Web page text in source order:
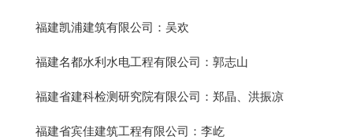
福建凯浦建筑有限公司：吴欢
福建名都水利水电工程有限公司：郭志山
福建省建科检测研究院有限公司：郑晶、洪振凉
福建省宾佳建筑工程有限公司：李屹